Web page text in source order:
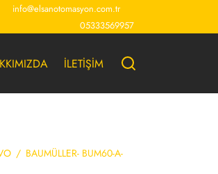
info@elsanotomasyon.com.tr
05333569957
İLETİŞİM
/ BAUMÜLLER- BUM60-A-